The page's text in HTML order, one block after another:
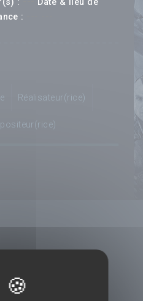
:
Date & lieu de
:
Réalisateur(rice)